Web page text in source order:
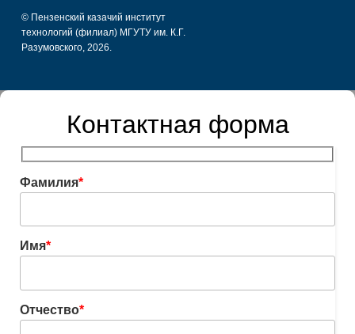
© Пензенский казачий институт
технологий (филиал) МГУТУ им. К.Г.
Разумовского, 2026.
Контактная форма
Фамилия*
Имя*
Отчество*